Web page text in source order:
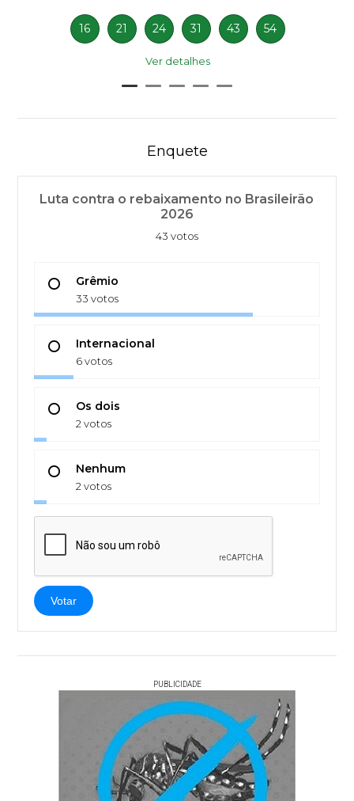
16 21 24 31 43 54
Ver detalhes
Enquete
Luta contra o rebaixamento no Brasileirão
2026
43 votos
Grêmio
33 votos
Internacional
6 votos
Os dois
2 votos
Nenhum
2 votos
Votar
PUBLICIDADE